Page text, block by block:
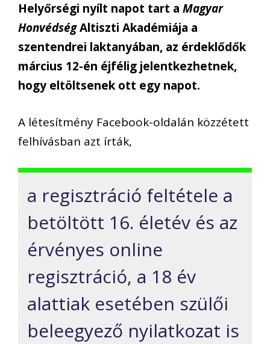
Helyőrségi nyílt napot tart a Magyar
HonvédségAltiszti Akadémiája a
szentendrei laktanyában, az érdeklődők
március 12-én éjfélig jelentkezhetnek,
hogy eltöltsenek ott egy napot.
A létesítmény Facebook-oldalán közzétett
felhívásban azt írták,
a regisztráció feltétele a
betöltött 16. életév és az
érvényes online
regisztráció, a 18 év
alattiak esetében szülői
beleegyező nyilatkozat is